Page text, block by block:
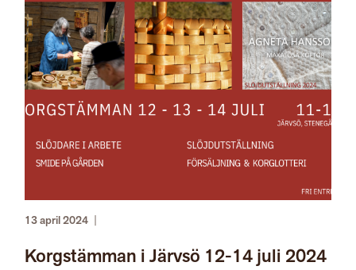
13 april 2024
Korgstämman i Järvsö 12-14 juli 2024